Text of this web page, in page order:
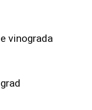
vinograda